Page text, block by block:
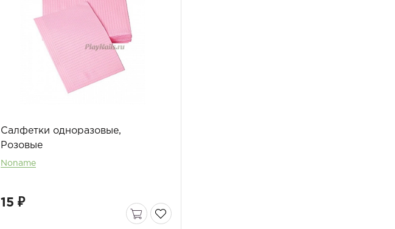
Салфетки одноразовые,
Розовые
Noname
15 ₽